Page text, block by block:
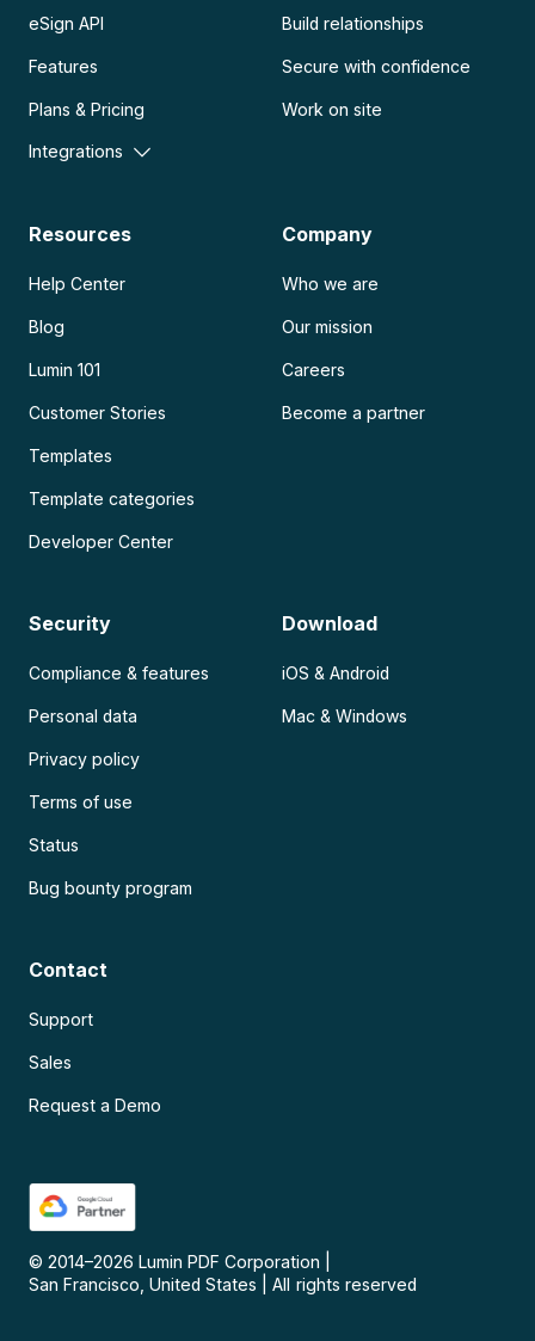
eSign API
Features
Plans & Pricing
Integrations
Build relationships
Secure with confidence
Work on site
Resources
Help Center
Blog
Lumin 101
Customer Stories
Templates
Template categories
Developer Center
Company
Who we are
Our mission
Careers
Become a partner
Security
Compliance & features
Personal data
Privacy policy
Terms of use
Status
Bug bounty program
Download
iOS & Android
Mac & Windows
Contact
Support
Sales
Request a Demo
© 2014–2026 Lumin PDF Corporation
San Francisco, United States
All rights reserved